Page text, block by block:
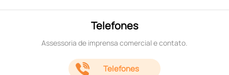
Telefones
Assessoria de imprensa comercial e contato.
Telefones